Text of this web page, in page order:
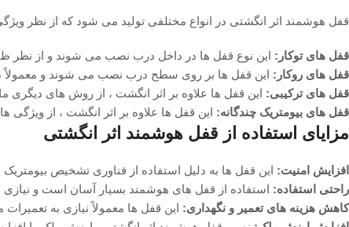
قفل‌ هوشمند اثر انگشتی در انواع مختلفی تولید می‌ شود که از نظر
قفل ‌های توکار: این نوع قفل ‌ها در داخل درب نصب می ‌شوند و از نظر
قفل ‌های روکار: این قفل ‌ها بر روی سطح درب نصب می ‌شوند و معمولاً
قفل ‌های ترکیبی: این قفل‌ ها علاوه بر اثر انگشت ، از روش ‌های دیگری
قفل ‌های بیومتریک چندگانه: این قفل ‌ها علاوه بر اثر انگشت ، از ویژگی
مزایای استفاده از قفل هوشمند اثر انگشتی
افزایش امنیت: این قفل‌ ها به دلیل استفاده از فناوری تشخیص بیومتریک
راحتی استفاده: استفاده از قفل‌ های هوشمند بسیار آسان است و
کاهش هزینه ‌های تعمیر و نگهداری: این قفل‌ ها معمولاً نیازی به تعمیرات